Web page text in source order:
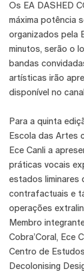
Os EA DASHED
máxima potência
organizados pela
minutos, serão o
bandas
artísticas irão
disponível no
Para a quinta
Escola das Artes
Ece Canli a
práticas vocais
estados liminares
contrafactuais e
operações
Membro
Cobra’Coral, Ece
Centro de
Decolonising